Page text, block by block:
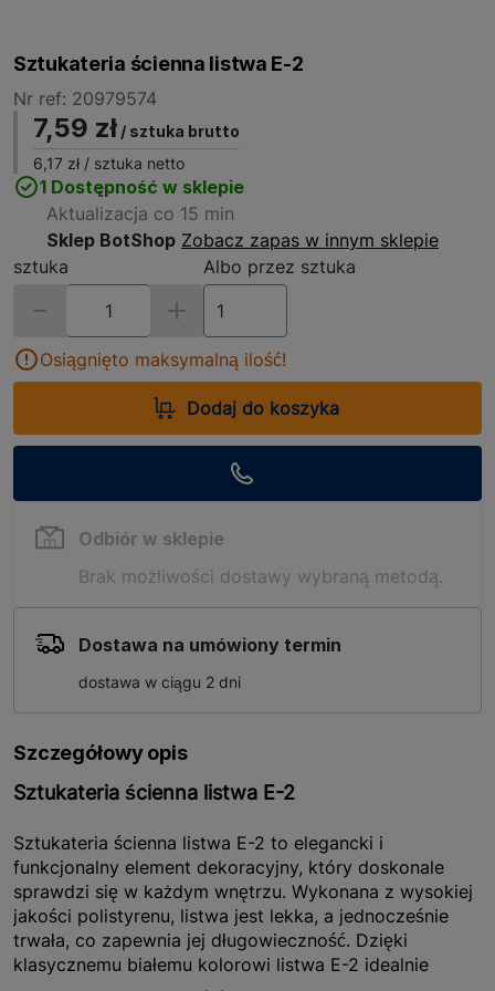
Sztukateria ścienna listwa E-2
Nr ref: 20979574
7,59 zł / sztuka brutto
6,17 zł / sztuka netto
1 Dostępność w sklepie
Aktualizacja co 15 min
Sklep BotShop Zobacz zapas w innym sklepie
sztuka
Albo przez sztuka
Osiągnięto maksymalną ilość!
Dodaj do koszyka
Odbiór w sklepie
Brak możliwości dostawy wybraną metodą.
Dostawa na umówiony termin
dostawa w ciągu 2 dni
Szczegółowy opis
Sztukateria ścienna listwa E-2
Sztukateria ścienna listwa E-2 to elegancki i
funkcjonalny element dekoracyjny, który doskonale
sprawdzi się w każdym wnętrzu. Wykonana z wysokiej
jakości polistyrenu, listwa jest lekka, a jednocześnie
trwała, co zapewnia jej długowieczność. Dzięki
klasycznemu białemu kolorowi listwa E-2 idealnie